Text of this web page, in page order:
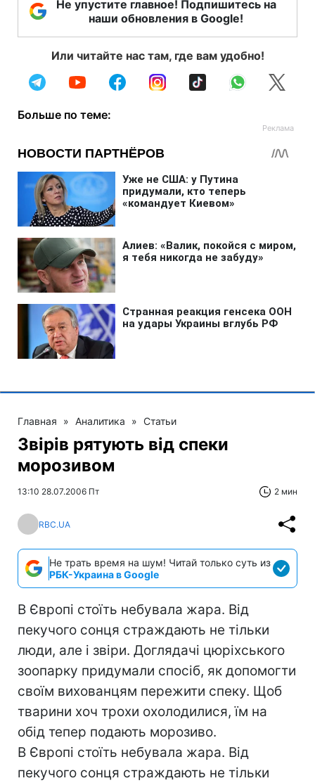
Не упустите главное! Подпишитесь на
наши обновления в Google!
Или читайте нас там, где вам удобно!
Больше по теме:
Главная » Аналитика » Статьи
Звірів рятують від спеки
морозивом
13:10 28.07.2006 Пт 2 мин
RBC.UA
Не трать время на шум! Читай только суть из
РБК-Украина в Google
В Європі стоїть небувала жара. Від
пекучого сонця страждають не тільки
люди, але і звіри. Доглядачі цюріхського
зоопарку придумали спосіб, як допомогти
своїм вихованцям пережити спеку. Щоб
тварини хоч трохи охолодилися, їм на
обід тепер подають морозиво.
В Європі стоїть небувала жара. Від
пекучого сонця страждають не тільки